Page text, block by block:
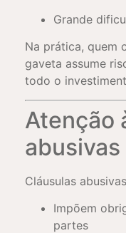
Grande
Na prática, quem
gaveta assume
todo o
Atenção
abusivas
Cláusulas
Impõem
partes